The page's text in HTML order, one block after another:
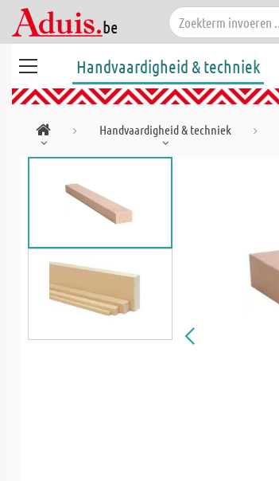
Handvaardigheid & techniek
Handvaardigheid & techniek